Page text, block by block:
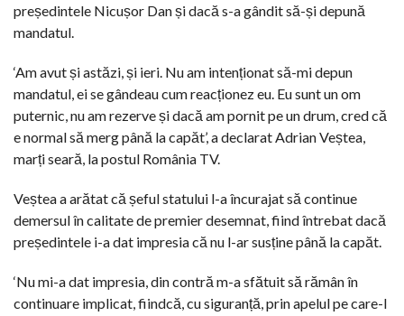
președintele Nicușor Dan și dacă s-a gândit să-și depună
mandatul.
‘Am avut și astăzi, și ieri. Nu am intenționat să-mi depun
mandatul, ei se gândeau cum reacționez eu. Eu sunt un om
puternic, nu am rezerve și dacă am pornit pe un drum, cred că
e normal să merg până la capăt’, a declarat Adrian Veștea,
marți seară, la postul România TV.
Veștea a arătat că șeful statului l-a încurajat să continue
demersul în calitate de premier desemnat, fiind întrebat dacă
președintele i-a dat impresia că nu l-ar susține până la capăt.
‘Nu mi-a dat impresia, din contră m-a sfătuit să rămân în
continuare implicat, fiindcă, cu siguranță, prin apelul pe care-l